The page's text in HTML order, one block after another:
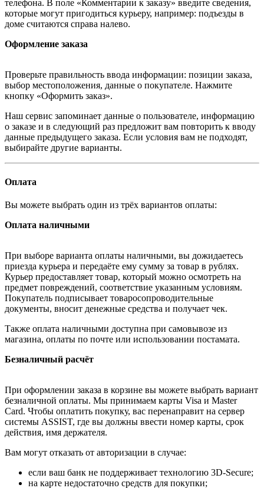
телефона. В поле «Комментарии к заказу» введите сведения,
которые могут пригодиться курьеру, например: подъезды в
доме считаются справа налево.
Оформление заказа
Проверьте правильность ввода информации: позиции заказа,
выбор местоположения, данные о покупателе. Нажмите
кнопку «Оформить заказ».
Наш сервис запоминает данные о пользователе, информацию
о заказе и в следующий раз предложит вам повторить к вводу
данные предыдущего заказа. Если условия вам не подходят,
выбирайте другие варианты.
Оплата
Вы можете выбрать один из трёх вариантов оплаты:
Оплата наличными
При выборе варианта оплаты наличными, вы дожидаетесь
приезда курьера и передаёте ему сумму за товар в рублях.
Курьер предоставляет товар, который можно осмотреть на
предмет повреждений, соответствие указанным условиям.
Покупатель подписывает товаросопроводительные
документы, вносит денежные средства и получает чек.
Также оплата наличными доступна при самовывозе из
магазина, оплаты по почте или использовании постамата.
Безналичный расчёт
При оформлении заказа в корзине вы можете выбрать вариант
безналичной оплаты. Мы принимаем карты Visa и Master
Card. Чтобы оплатить покупку, вас перенаправит на сервер
системы ASSIST, где вы должны ввести номер карты, срок
действия, имя держателя.
Вам могут отказать от авторизации в случае:
если ваш банк не поддерживает технологию 3D-Secure;
на карте недостаточно средств для покупки;